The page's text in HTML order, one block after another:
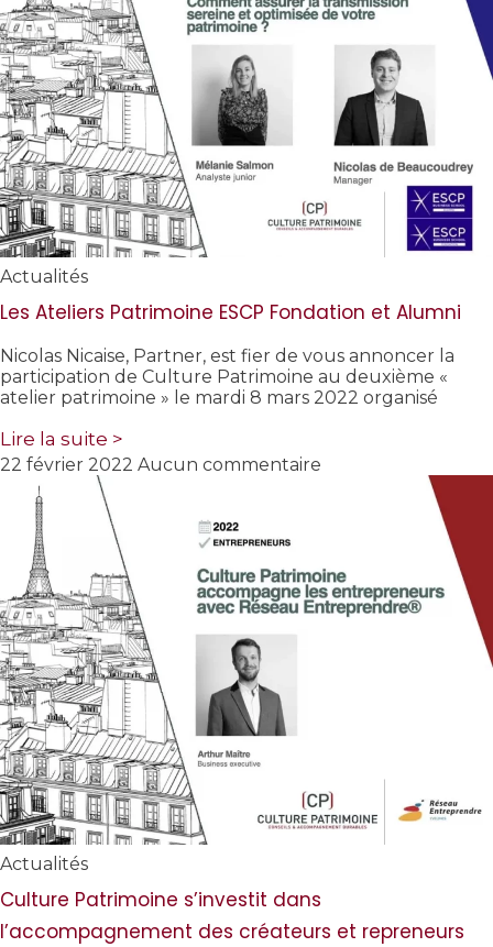
Actualités
Les Ateliers Patrimoine ESCP Fondation et Alumni
Nicolas Nicaise, Partner, est fier de vous annoncer la
participation de Culture Patrimoine au deuxième «
atelier patrimoine » le mardi 8 mars 2022 organisé
Lire la suite >
22 février 2022 Aucun commentaire
Actualités
Culture Patrimoine s’investit dans
l’accompagnement des créateurs et repreneurs